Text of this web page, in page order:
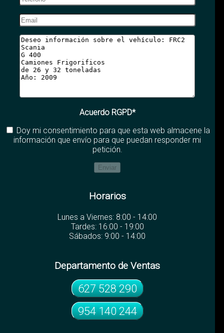
Acuerdo RGPD*
Doy mi consentimiento para que esta web almacene la
información que envío para que puedan responder mi
petición.
Horarios
Lunes a Viernes: 8:00 - 14:00
Tardes: 16:00 - 19:00
Sábados: 9:00 - 14:00
Departamento de Ventas
627 528 290
954 140 244